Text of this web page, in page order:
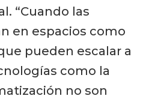
“Cuando las
en espacios como
pueden escalar a
como la
no son